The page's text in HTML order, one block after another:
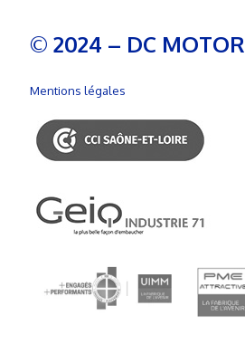
© 2024 – DC MOTOR
Mentions légales